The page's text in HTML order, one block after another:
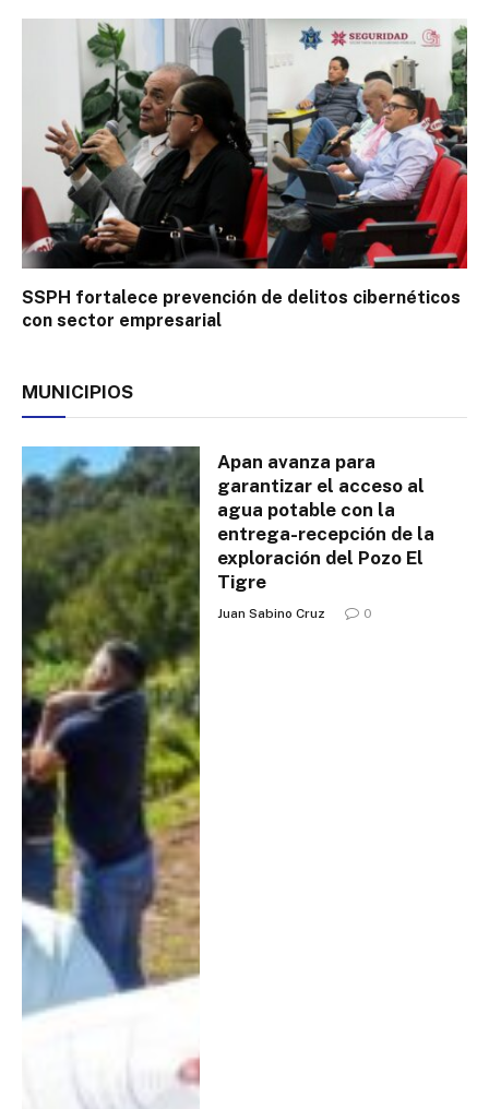
SSPH fortalece prevención de delitos cibernéticos
con sector empresarial
MUNICIPIOS
Apan avanza para
garantizar el acceso al
agua potable con la
entrega-recepción de la
exploración del Pozo El
Tigre
Juan Sabino Cruz 0